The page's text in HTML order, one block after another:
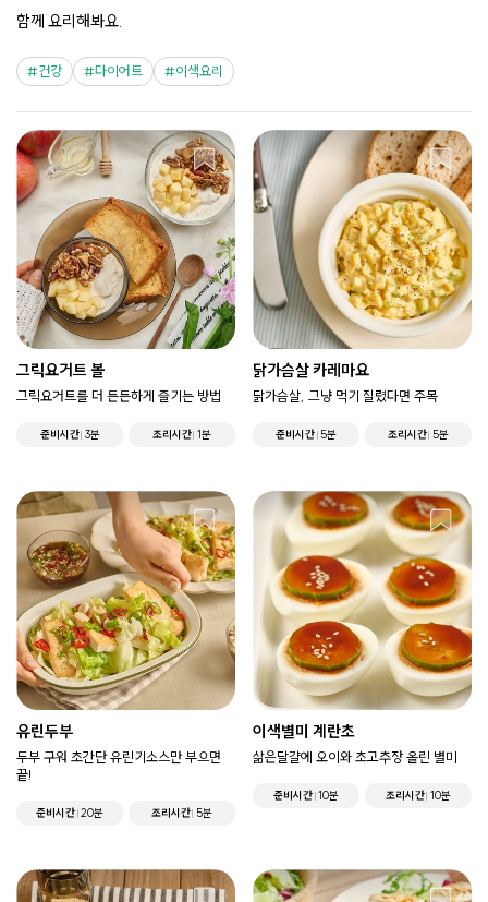
함께 요리해봐요.
건강 다이어트 이색요리
그릭요거트 볼
그릭요거트를 더 든든하게 즐기는 방법
준비시간 3분 조리시간 1분
닭가슴살 카레마요
닭가슴살, 그냥 먹기 질렸다면 주목
준비시간 5분 조리시간 5분
유린두부
두부 구워 초간단 유린기소스만 부으면
끝!
준비시간 20분 조리시간 5분
이색별미 계란초
삶은달걀에 오이와 초고추장 올린 별미
준비시간 10분 조리시간 10분